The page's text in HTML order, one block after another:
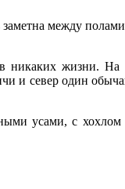
между
никаких жизни. На
и север один
усами, с